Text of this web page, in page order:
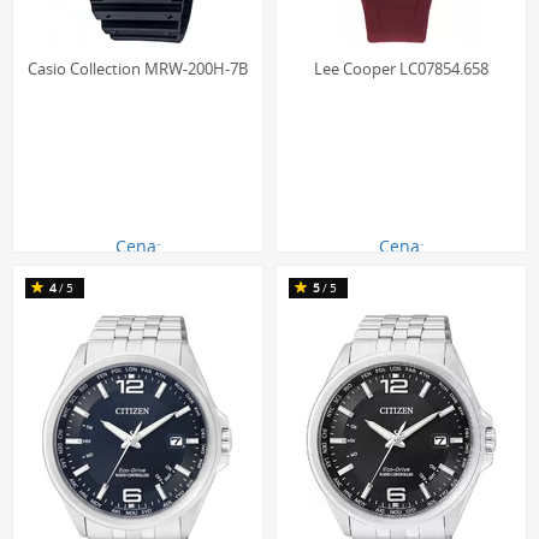
elektryczny z układu scalonego, który steruje
miniaturowym silnikiem krokowym. W przypadku
Ochrona tarczy ze szkłem szafirowym:
Wiele modeli z
datownikiem wyposażono w
szkiełko szafirowe
syntetycznie wytwarzany korund, który w skali twardości
Mohsa osiąga wynik 9/10 (twardszy jest tylko diament).
Oznacza to niemal całkowitą odporność na zarysowania w
codziennym użytkowaniu, co gwarantuje idealną
przejrzystość przez lata.
Wysoka klasa wodoszczelności:
Zegarki z datownikiem
często posiadają podwyższoną wodoszczelność, np. na
poziomie 50M (5 bar) lub 100M (10 bar). Odporność na
Casio Collection MRW-200H-7B
Cena:
Lee Cooper LC07854.658
Cena:
4/5 5/5